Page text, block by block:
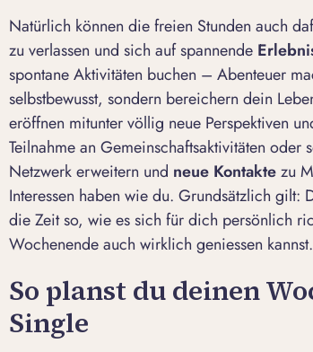
Natürlich können die freien Stunden auch
zu verlassen und sich auf spannende
spontane Aktivitäten buchen – Abenteuer
selbstbewusst, sondern bereichern dein
eröffnen mitunter völlig neue Perspektiven
Teilnahme an Gemeinschaftsaktivitäten
Netzwerk erweitern und neue Kontaktezu
Interessen haben wie du. Grundsätzlich gilt:
die Zeit so, wie es sich für dich persönlich
Wochenende auch wirklich geniessen kannst.
So planst du deinen
Single